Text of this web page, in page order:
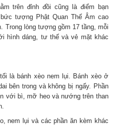
trên đỉnh đồi cũng là điểm bạn
tượng Phật Quan Thế Âm cao
Trong lòng tượng gồm 17 tầng, mỗi
hình dáng, tư thế và vẻ mặt khác
là bánh xèo nem lụi. Bánh xèo ở
bên trong và không bị ngấy. Phần
với bì, mỡ heo và nướng trên than
nem lụi và các phần ăn kèm khác